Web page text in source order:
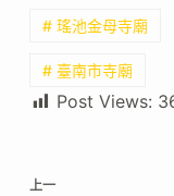
# 瑤池金母寺廟
# 臺南市寺廟
Post Views:
上一